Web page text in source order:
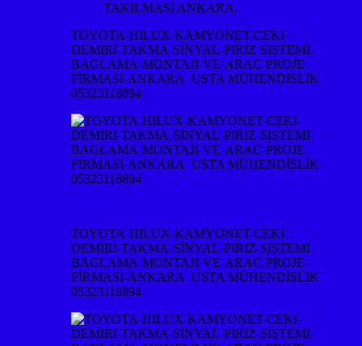
TAKILMASI ANKARA,
TOYOTA-HILUX-KAMYONET-CEKI-
DEMIRI-TAKMA-SİNYAL-PIRIZ-SISTEMI-
BAGLAMA-MONTAJI-VE-ARAC-PROJE-
FİRMASI-ANKARA USTA MÜHENDİSLİK
05323118894
TOYOTA-HILUX-KAMYONET-CEKI-
DEMIRI-TAKMA-SİNYAL-PIRIZ-SISTEMI-
BAGLAMA-MONTAJI-VE-ARAC-PROJE-
FİRMASI-ANKARA USTA MÜHENDİSLİK
05323118894